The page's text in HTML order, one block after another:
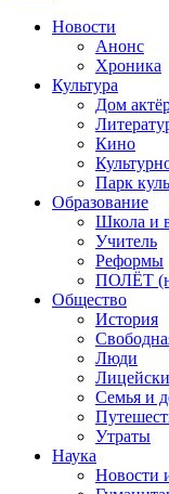
Новости
Анонс
Хроника
Культура
Дом
Кино
Парк
Образование
Школа и
Учитель
Реформы
ПОЛЁТ
Общество
История
Люди
Семья и
Утраты
Наука
Новости